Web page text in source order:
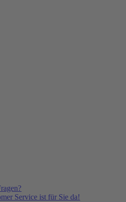
Service ist für Sie da!